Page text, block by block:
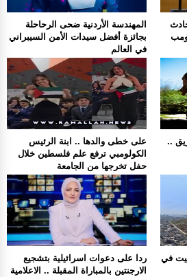
المهندسة الأردنية ضحى الرحاحلة
بجائزة أفضل سيدات الأمن السيبراني
في العالم
على خطى والدها .. ابنة الرئيس
الكولومبي ترفع علم فلسطين خلال
حفل تخرجها من الجامعة
..
ردا على دعوات اسرائيلية بتشجيع
الارجنتين بالمباراة المقبلة .. الاعلامية
في